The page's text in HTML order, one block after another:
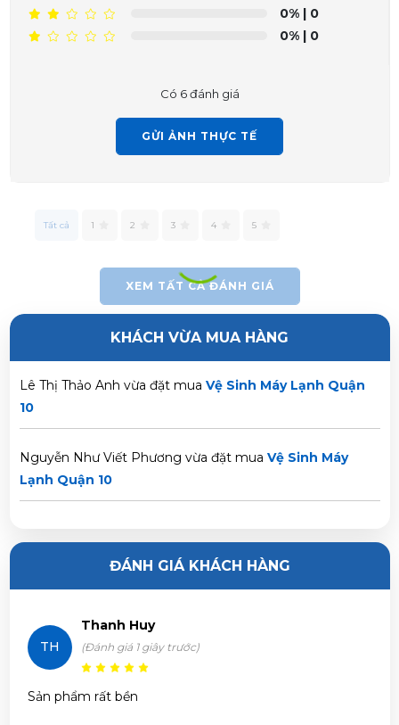
0% | 0
0% | 0
Có 6 đánh giá
GỬI ẢNH THỰC TẾ
Tất cả 1 2 3 4 5
XEM TẤT CẢ ĐÁNH GIÁ
KHÁCH VỪA MUA HÀNG
Phạm Trâm vừa đặt muaVệ Sinh Máy Lạnh Quận 10
Trần Thị Hà Vy vừa đặt muaVệ Sinh Máy Lạnh Quận 10
Lê Thị Thảo Anh vừa đặt mua Vệ Sinh Máy Lạnh Quận
10
Nguyễn Như Viết Phương vừa đặt mua Vệ Sinh Máy
Lạnh Quận 10
Nguyễn Văn Sang vừa đặt mua
10
ĐÁNH GIÁ KHÁCH HÀNG
TH
Thanh Huy
(Đánh giá 1 giây trước)
Sản phẩm rất bền